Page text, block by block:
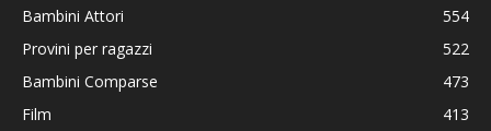
Bambini Attori
554
Provini per ragazzi
522
Bambini Comparse
473
Film
413